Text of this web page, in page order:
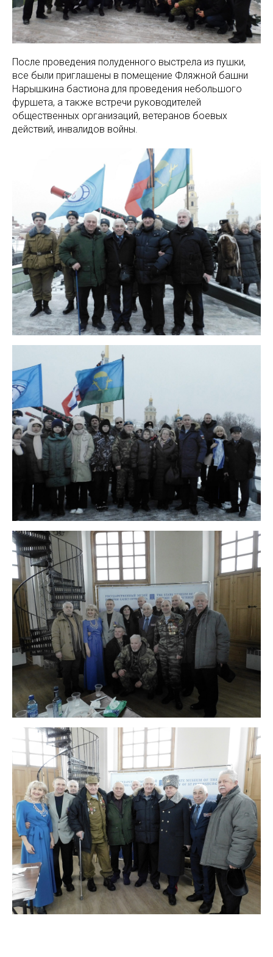
После проведения полуденного выстрела из пушки,
все были приглашены в помещение Фляжной башни
Нарышкина бастиона для проведения небольшого
фуршета, а также встречи руководителей
общественных организаций, ветеранов боевых
действий, инвалидов войны.